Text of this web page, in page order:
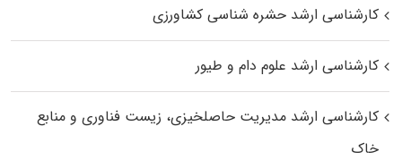
کارشناسی ارشد حشره‌ شناسی کشاورزی
کارشناسی ارشد علوم دام و طیور
کارشناسی ارشد مدیریت حاصلخیزی، زیست فناوری و منابع
خاک